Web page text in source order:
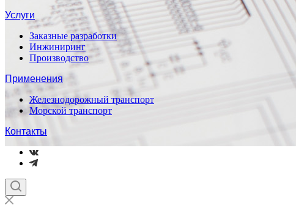
Услуги
Заказные разработки
Инжиниринг
Производство
Применения
Железнодорожный транспорт
Морской транспорт
Контакты